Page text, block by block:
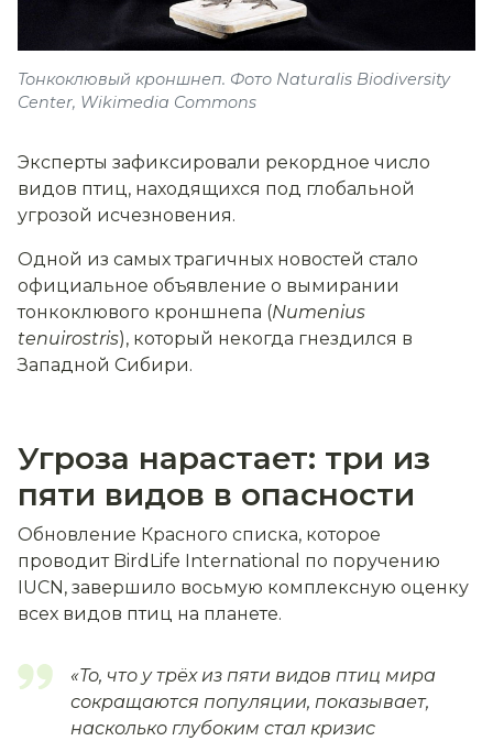
Тонкоклювый кроншнеп. Фото Naturalis Biodiversity
Center, Wikimedia Commons
Эксперты зафиксировали рекордное число
видов птиц, находящихся под глобальной
угрозой исчезновения.
Одной из самых трагичных новостей стало
официальное объявление о вымирании
тонкоклювого кроншнепа (Numenius
tenuirostris), который некогда гнездился в
Западной Сибири.
Угроза нарастает: три из
пяти видов в опасности
Обновление Красного списка, которое
проводит BirdLife International по поручению
IUCN, завершило восьмую комплексную оценку
всех видов птиц на планете.
«То, что у трёх из пяти видов птиц мира
сокращаются популяции, показывает,
насколько глубоким стал кризис